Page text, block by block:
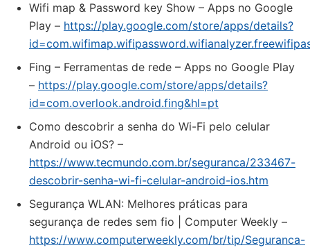
Wifi map & Password key Show – Apps no Google
Play – https://play.google.com/store/apps/details?
Fing – Ferramentas de rede – Apps no Google Play
– https://play.google.com/store/apps/details?
id=com.overlook.android.fing&hl=pt
Como descobrir a senha do Wi-Fi pelo celular
Android ou iOS? –
https://www.tecmundo.com.br/seguranca/233467-
descobrir-senha-wi-fi-celular-android-ios.htm
Segurança WLAN: Melhores práticas para
segurança de redes sem fio | Computer Weekly –
https://www.computerweekly.com/br/tip/Seguranca-